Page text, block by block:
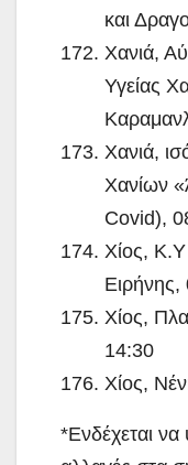
και
Χανιά,
Υγείας
Χανιά,
Χανίων
Covid),
Χίος, Κ.Υ
Χίος,
14:30
Χίος,
*Ενδέχεται